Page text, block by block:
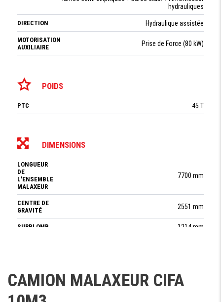
hydrauliques
DIRECTION Hydraulique assistée
MOTORISATION
AUXILIAIRE
Prise de Force (80 kW)
POIDS
PTC 45 T
DIMENSIONS
LONGUEUR
DE
L'ENSEMBLE
MALAXEUR
7700 mm
CENTRE DE
GRAVITÉ
2551 mm
SURPLOMB 1214 mm
MOTEUR
CAMION MALAXEUR CIFA